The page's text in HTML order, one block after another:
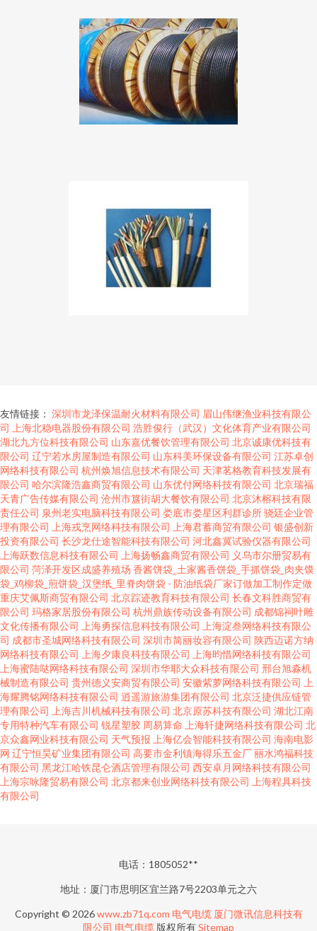
友情链接： 深圳市龙泽保温耐火材料有限公司 眉山伟继渔业科技有限公
司
上海北稳电器股份有限公司 浩胜俊行（武汉）文化体育产业有限公司
湖北九方位科技有限公司 山东嘉优餐饮管理有限公司 北京诚康优科技有
限公司 辽宁若水房屋制造有限公司 山东科美环保设备有限公司 江苏卓创
网络科技有限公司 杭州焕旭信息技术有限公司 天津茗格教育科技发展有
限公司 哈尔滨隆浩鑫商贸有限公司 山东优付网络科技有限公司 北京瑞福
天青广告传媒有限公司 沧州市簋街胡大餐饮有限公司 北京沐榕科技有限
责任公司 泉州老实电脑科技有限公司 娄底市娄星区利群诊所骁廷企业管
理有限公司
上海戎烹网络科技有限公司 上海君蓄商贸有限公司 银盛创新
投资有限公司 长沙龙仕途智能科技有限公司 河北鑫冀试验仪器有限公司
上海跃数信息科技有限公司
上海扬畅鑫商贸有限公司 义乌市尔册贸易有
限公司 菏泽开发区成盛养殖场 香酱饼袋_土家酱香饼袋_手抓饼袋_肉夹馍
袋_鸡柳袋_煎饼袋_汉堡纸_里脊肉饼袋 - 防油纸袋厂家订做加工制作定做
重庆艾佩斯商贸有限公司 北京踪迹教育科技有限公司 长春文科胜商贸有
限公司 玛格家居股份有限公司 杭州鼎族传动设备有限公司 成都锦祠叶雕
文化传播有限公司
上海勇探信息科技有限公司
上海淀叁网络科技有限公
司 成都市圣城网络科技有限公司 深圳市简丽妆容有限公司 陕西迈诺方纳
网络科技有限公司
上海夕康良科技有限公司
上海昀惜网络科技有限公司
上海蜜陆哒网络科技有限公司 深圳市华耶大众科技有限公司 邢台旭淼机
械制造有限公司 贵州德义安商贸有限公司 安徽紫萝网络科技有限公司
上
海耀腾铭网络科技有限公司 逍遥游旅游集团有限公司 北京泛捷供应链管
理有限公司
上海吉川机械科技有限公司 北京原苏科技有限公司 湖北江南
专用特种汽车有限公司 锐星塑胶 周易算命 上海轩捷网络科技有限公司 北
京众鑫网业科技有限公司 天气预报 上海亿会智能科技有限公司 海南电影
网 辽宁恒昊矿业集团有限公司 高要市金利镇海得乐五金厂丽水鸿福科技
有限公司 黑龙江哈铁昆仑酒店管理有限公司 西安卓月网络科技有限公司
上海宗咏隆贸易有限公司 北京都来创业网络科技有限公司
上海程具科技
有限公司
电话：1805052**
地址：厦门市思明区宜兰路7号2203单元之六
Copyright © 2026www.zb71q.com 电气电缆 厦门微讯信息科技有
限公司 电气电缆 版权所有Sitemap